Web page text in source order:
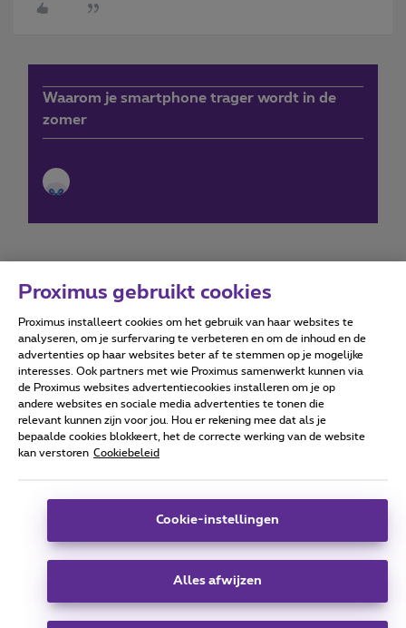
Waarom je smartphone trager wordt in de
zomer
Forumvoorwaarden Accessibility statement
Alle rechten voorbehouden. © Proximus
Algemene voorwaarden, consumenteninfo
Deze website is gecreëerd en wordt beheerd conform het
Koning Albert II-laan 27 - B-1030 Brussel.
Carrier & Wholesale Solutions
Proximus gebruikt cookies
Proximus installeert cookies om het gebruik van haar websites te
analyseren, om je surfervaring te verbeteren en om de inhoud en de
advertenties op haar websites beter af te stemmen op je mogelijke
interesses. Ook partners met wie Proximus samenwerkt kunnen via
de Proximus websites advertentiecookies installeren om je op
andere websites en sociale media advertenties te tonen die
relevant kunnen zijn voor jou. Hou er rekening mee dat als je
bepaalde cookies blokkeert, het de correcte werking van de website
kan verstoren Cookiebeleid
Cookie-instellingen
Alles afwijzen